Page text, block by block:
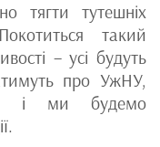
тягти тутешніх
такий
– усі будуть
про УжНУ,
і ми будемо